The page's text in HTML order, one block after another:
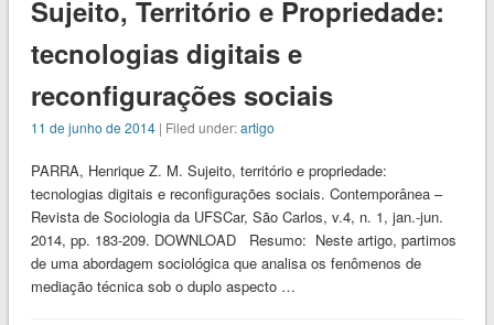
Sujeito, Território e Propriedade:
tecnologias digitais e
reconfigurações sociais
11 de junho de 2014| Filed under:artigo
PARRA, Henrique Z. M. Sujeito, território e propriedade:
tecnologias digitais e reconfigurações sociais. Contemporânea –
Revista de Sociologia da UFSCar, São Carlos, v.4, n. 1, jan.-jun.
2014, pp. 183-209. DOWNLOAD Resumo: Neste artigo, partimos
de uma abordagem sociológica que analisa os fenômenos de
mediação técnica sob o duplo aspecto …